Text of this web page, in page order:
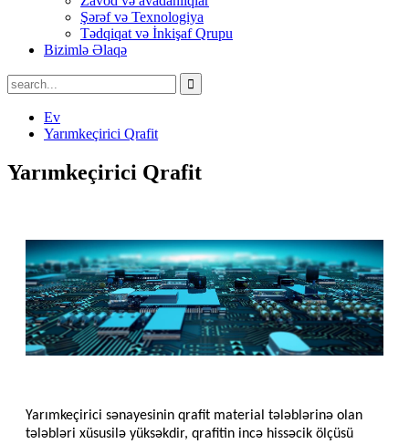
Şərəf və Texnologiya
Tədqiqat və İnkişaf Qrupu
Bizimlə Əlaqə
Ev
Yarımkeçirici Qrafit
Yarımkeçirici Qrafit
Yarımkeçirici sənayesinin qrafit material tələblərinə olan
tələbləri xüsusilə yüksəkdir, qrafitin incə hissəcik ölçüsü